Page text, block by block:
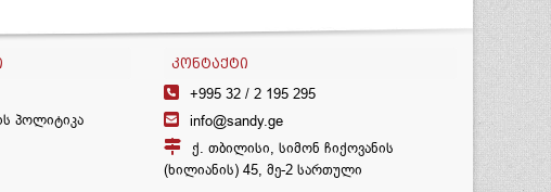
პოლიტიკა
ᲙᲝᲜᲢᲐᲥᲢᲘ
+995 32 / 2 195 295
info@sandy.ge
ქ. თბილისი, სიმონ ჩიქოვანის
(ხილიანის) 45, მე-2 სართული